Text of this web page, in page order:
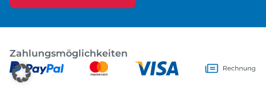
Zahlungsmöglichkeiten